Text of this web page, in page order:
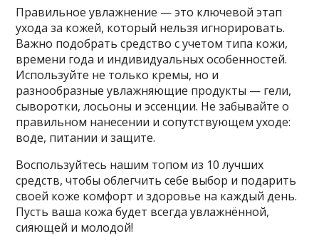
Правильное увлажнение — это ключевой этап
ухода за кожей, который нельзя игнорировать.
Важно подобрать средство с учетом типа кожи,
времени года и индивидуальных особенностей.
Используйте не только кремы, но и
разнообразные увлажняющие продукты — гели,
сыворотки, лосьоны и эссенции. Не забывайте о
правильном нанесении и сопутствующем уходе:
воде, питании и защите.
Воспользуйтесь нашим топом из 10 лучших
средств, чтобы облегчить себе выбор и подарить
своей коже комфорт и здоровье на каждый день.
Пусть ваша кожа будет всегда увлажнённой,
сияющей и молодой!